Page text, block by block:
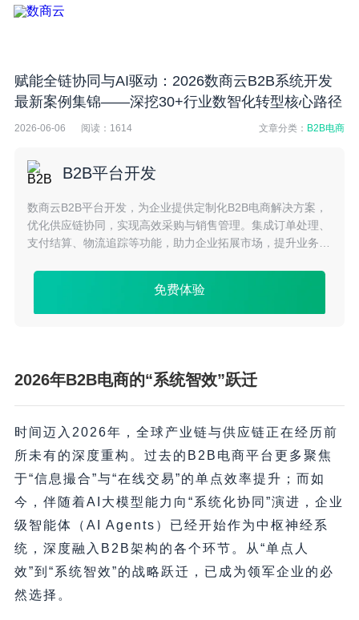
赋能全链协同与AI驱动：2026数商云B2B系统开发
最新案例集锦——深挖30+行业数智化转型核心路径
2026-06-06 阅读： 1614 文章分类： B2B电商
B2B平台开发
数商云B2B平台开发，为企业提供定制化B2B电商解决方案，
优化供应链协同，实现高效采购与销售管理。集成订单处理、
支付结算、物流追踪等功能，助力企业拓展市场，提升业务效
免费体验
2026年B2B电商的“系统智效”跃迁
时间迈入2026年，全球产业链与供应链正在经历前
所未有的深度重构。过去的B2B电商平台更多聚焦
于“信息撮合”与“在线交易”的单点效率提升；而如
今，伴随着AI大模型能力向“系统化协同”演进，企业
级智能体（AI Agents）已经开始作为中枢神经系
统，深度融入B2B架构的各个环节。从“单点人
效”到“系统智效”的战略跃迁，已成为领军企业的必
然选择。